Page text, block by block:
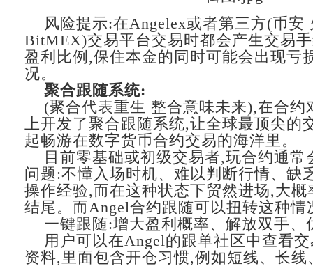
风险提示:在Angelex或者第三方(币安
BitMEX)交易平台交易时都会产生交易
盈利比例,保住本金的同时可能会出现亏
况。
聚合跟随系统:
(聚合代表重生 整合意味未来),在合约
上开发了聚合跟随系统,让全球最顶尖的
起畅游在数字货币合约交易的海洋里。
目前零基础或初级交易者,玩合约通常
问题:不懂入场时机、难以判断行情、缺
操作经验,而在这种状态下贸然进场,大概
结尾。而Angel合约跟随可以扭转这种情
一键跟随:增大盈利概率、解放双手、
用户可以在Angel的跟单社区中查看
资料,里面包含开仓习惯,例如短线、长线